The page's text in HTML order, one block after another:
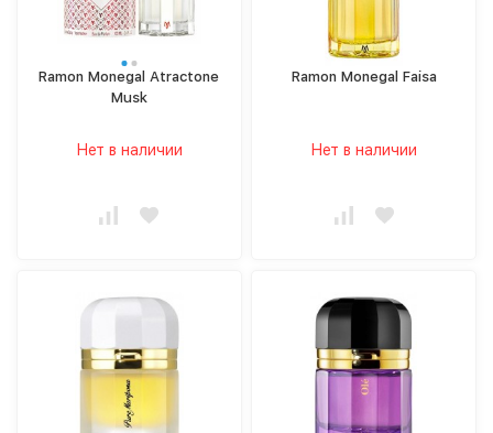
Ramon Monegal Atractone
Musk
Нет в наличии
Ramon Monegal Faisa
Нет в наличии